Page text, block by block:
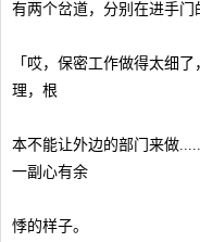
有两个岔道，分别在进手门
「哎，保密工作做得太细
理，根
本不能让外边的部门来做
一副心有余
悸的样子。